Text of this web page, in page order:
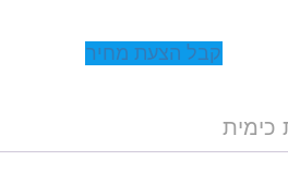
קבל הצעת מחיר
כימית